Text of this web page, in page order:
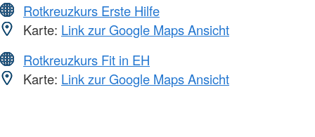
Rotkreuzkurs Erste Hilfe
Karte: Link zur Google Maps Ansicht
Rotkreuzkurs Fit in EH
Karte: Link zur Google Maps Ansicht